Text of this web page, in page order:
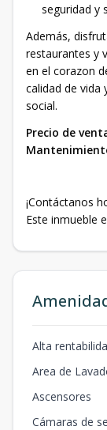
seguridad y
Además,
restaurantes y
en el corazon
calidad de vida
social.
Precio de
¡Contáctanos
Este inmueble
Alta
Area de
Ascensores
Cámaras de